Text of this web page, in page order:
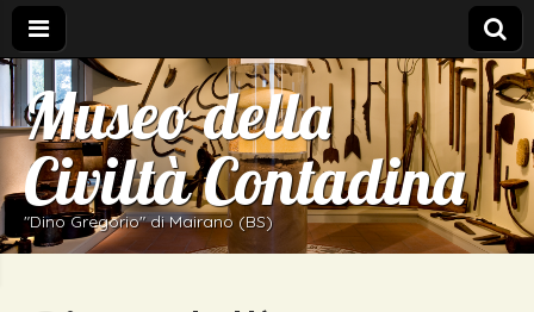
Museo della
Civiltà Contadina
"Dino Gregorio" di Mairano (BS)